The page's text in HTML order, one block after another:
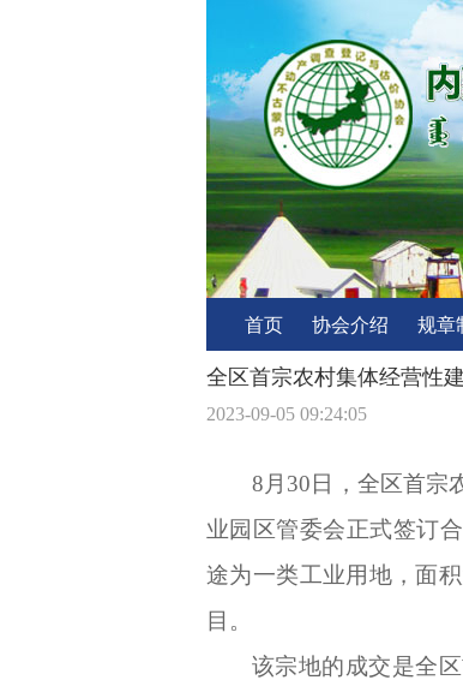
首页 协会介绍 规章
全区首宗农村集体经营性
2023-09-05 09:24:05
8月30日，全区首宗
业园区管委会正式签订
途为一类工业用地，面
目。
该宗地的成交是全区